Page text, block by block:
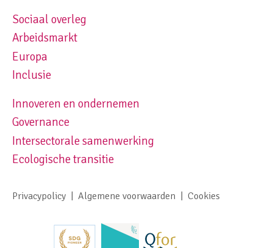
Footer navigation left
Sociaal overleg
Arbeidsmarkt
Europa
Inclusie
Footer navigation right
Innoveren en ondernemen
Governance
Intersectorale samenwerking
Ecologische transitie
Footer meta navigation
Privacypolicy Algemene voorwaarden Cookies